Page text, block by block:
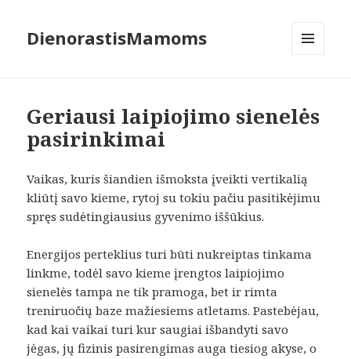
DienorastisMamoms
Geriausi laipiojimo sienelės
pasirinkimai
Vaikas, kuris šiandien išmoksta įveikti vertikalią
kliūtį savo kieme, rytoj su tokiu pačiu pasitikėjimu
spręs sudėtingiausius gyvenimo iššūkius.
Energijos perteklius turi būti nukreiptas tinkama
linkme, todėl savo kieme įrengtos laipiojimo
sienelės tampa ne tik pramoga, bet ir rimta
treniruočių baze mažiesiems atletams. Pastebėjau,
kad kai vaikai turi kur saugiai išbandyti savo
jėgas, jų fizinis pasirengimas auga tiesiog akyse, o